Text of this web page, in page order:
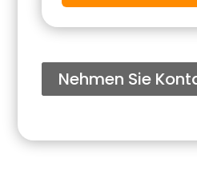
Nehmen Sie